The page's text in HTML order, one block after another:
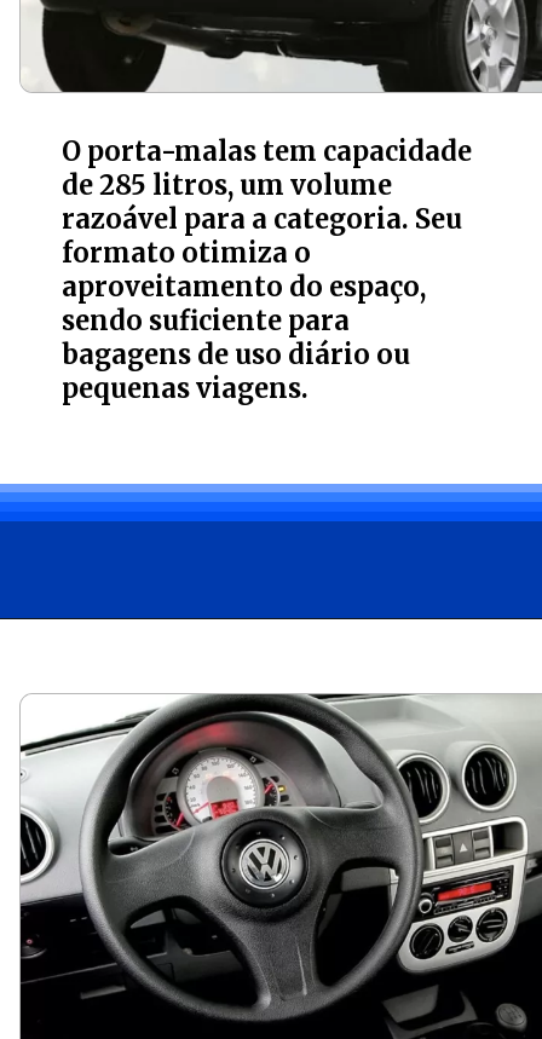
O porta-malas tem capacidade
de 285 litros, um volume
razoável para a categoria. Seu
formato otimiza o
aproveitamento do espaço,
sendo suficiente para
bagagens de uso diário ou
pequenas viagens.